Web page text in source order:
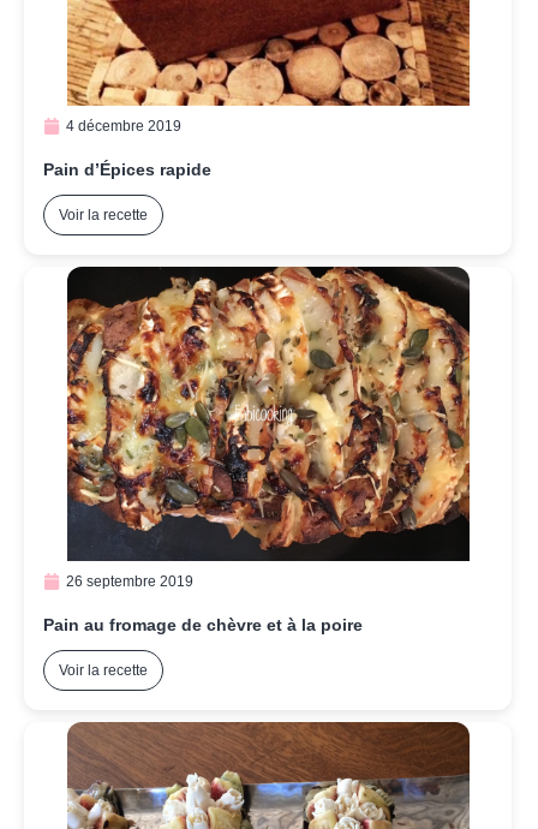
4 décembre 2019
Pain d’Épices rapide
Voir la recette
26 septembre 2019
Pain au fromage de chèvre et à la poire
Voir la recette